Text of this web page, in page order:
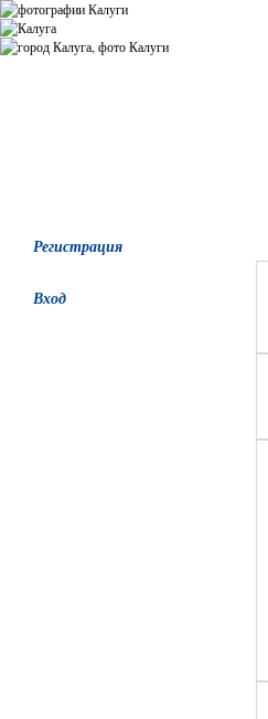
Регистрация
Вход